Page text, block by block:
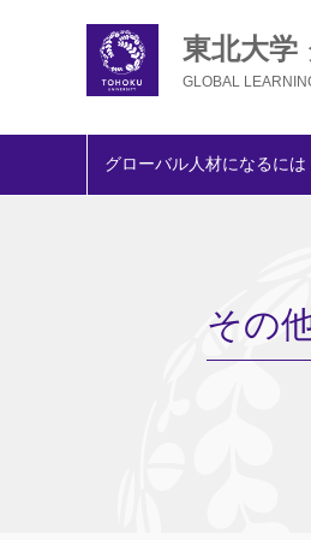
東北大学
GLOBAL
グローバル人材になるには
その